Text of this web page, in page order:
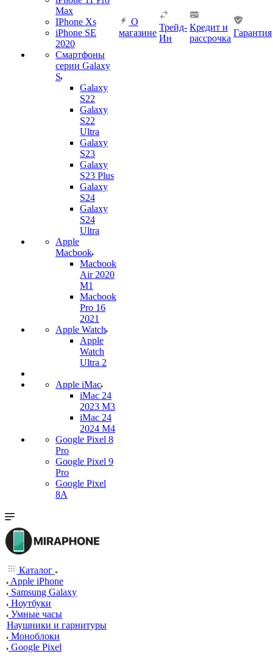
Max
IPhone Xs
iPhone SE
2020
Смартфоны
серии Galaxy
S
Galaxy
S22
Galaxy
S22
Ultra
Galaxy
S23
Galaxy
S23 Plus
Galaxy
S24
Galaxy
S24
Ultra
Apple
Macbook
Macbook
Air 2020
M1
Macbook
Pro 16
2021
Apple Watch
Apple
Watch
Ultra 2
Apple iMac
iMac 24
2023 M3
iMac 24
2024 M4
Google Pixel 8
Pro
Google Pixel 9
Pro
Google Pixel
8A
О
магазине
Трейд-
Ин
Кредит и
рассрочка
Гарантия
Каталог
Apple iPhone
Samsung Galaxy
Ноутбуки
Умные часы
Наушники и гарнитуры
Моноблоки
Google Pixel